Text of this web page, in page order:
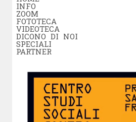
INFO
ZOOM
FOTOTECA
VIDEOTECA
DICONO DI NOI
SPECIALI
PARTNER